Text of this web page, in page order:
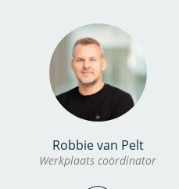
inge.van.driezum@kwrwater.nl
bekijk profiel
Martijn van Veggel
Robbie van Pelt
Werkplaats coördinator